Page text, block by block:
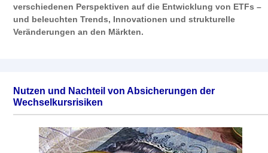
verschiedenen Perspektiven auf die Entwicklung von ETFs –
und beleuchten Trends, Innovationen und strukturelle
Veränderungen an den Märkten.
Nutzen und Nachteil von Absicherungen der
Wechselkursrisiken